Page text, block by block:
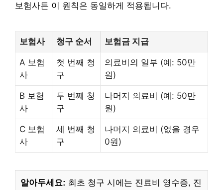
보험사든 이 원칙은 동일하게 적용됩니다.
보험사 청구 순서 보험금 지급
A 보험
사
첫 번째 청
구
의료비의 일부 (예: 50만
원)
B 보험
사
두 번째 청
구
나머지 의료비 (예: 50만
원)
C 보험
사
세 번째 청
구
나머지 의료비 (없을 경우
0원)
알아두세요: 최초 청구 시에는 진료비 영수증, 진